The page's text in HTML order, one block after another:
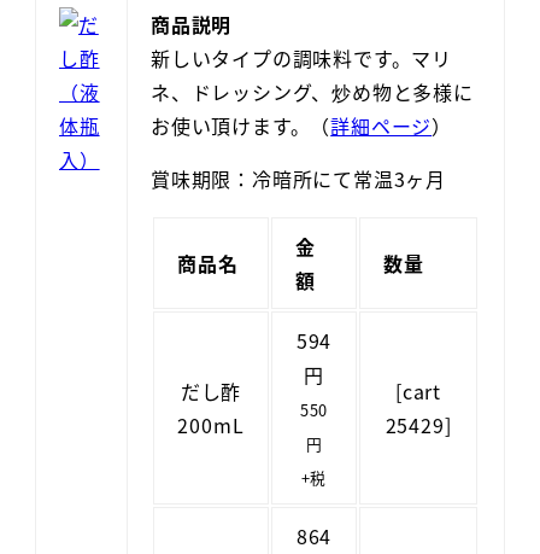
商品説明
新しいタイプの調味料です。マリ
ネ、ドレッシング、炒め物と多様に
お使い頂けます。（詳細ページ）
賞味期限：冷暗所にて常温3ヶ月
商品名
金
額
数量
だし酢
200mL
594
円
550
円
+税
[cart
25429]
864